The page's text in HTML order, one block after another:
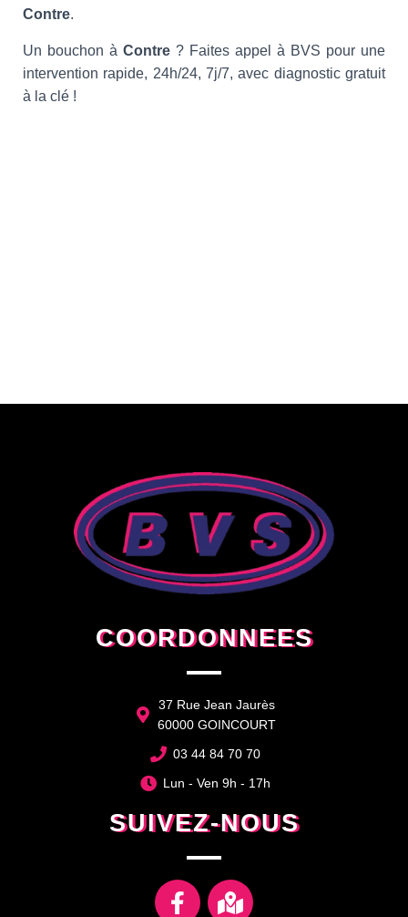
Contre.
Un bouchon à Contre ? Faites appel à BVS pour une
intervention rapide, 24h/24, 7j/7, avec diagnostic gratuit
à la clé !
COORDONNEES
37 Rue Jean Jaurès
60000 GOINCOURT
03 44 84 70 70
Lun - Ven 9h - 17h
SUIVEZ-NOUS